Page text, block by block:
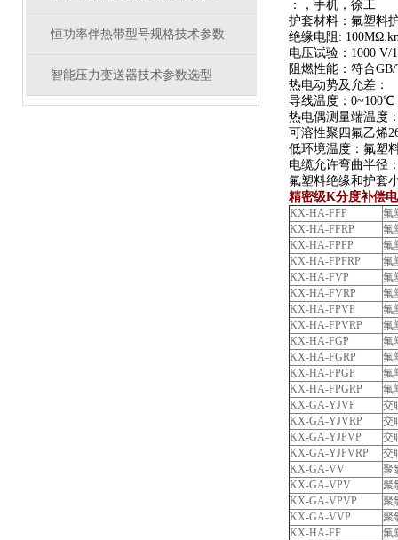
恒功率伴热带型号规格技术参数
智能压力变送器技术参数选型
：，手机，徐工
护套材料：氟塑料
绝缘电阻:
电压试验：1000 V/
阻燃性能：符合
热电动势及允差：
导线温度：0~100℃
热电偶测量端温度
可溶性聚四氟乙烯
低环境温度：氟塑
电缆允许弯曲半径
氟塑料绝缘和护套
精密级K分度补偿
KX-HA-FFP
氟
KX-HA-FFRP
氟
KX-HA-FPFP
氟
KX-HA-FPFRP
氟
KX-HA-FVP
氟
KX-HA-FVRP
氟
KX-HA-FPVP
氟
KX-HA-FPVRP
氟
KX-HA-FGP
氟
KX-HA-FGRP
氟
KX-HA-FPGP
氟
KX-HA-FPGRP
氟
KX-GA-YJVP
交
KX-GA-YJVRP
交
KX-GA-YJPVP
交
KX-GA-YJPVRP
交
KX-GA-VV
聚
KX-GA-VPV
聚
KX-GA-VPVP
聚
KX-GA-VVP
聚
KX-HA-FF
氟